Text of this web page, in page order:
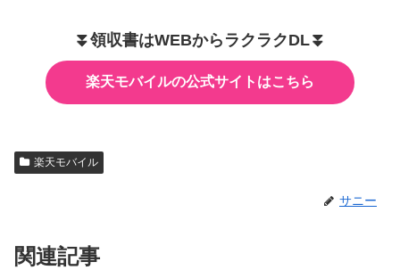
⏬️領収書はWEBからラクラクDL⏬️
楽天モバイルの公式サイトはこちら
楽天モバイル
サニー
関連記事